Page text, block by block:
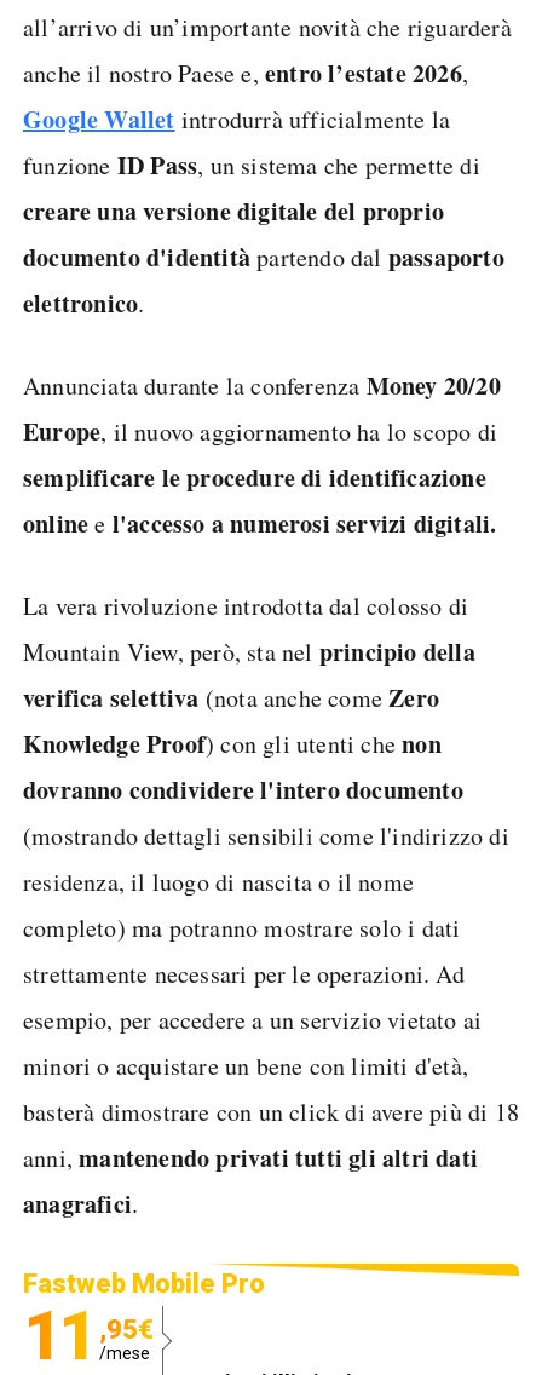
all’arrivo di un’importante novità che riguarderà
anche il nostro Paese e, entro l’estate 2026,
Google Wallet introdurrà ufficialmente la
funzione ID Pass, un sistema che permette di
creare una versione digitale del proprio
documento d'identitàpartendo dal passaporto
elettronico.
Annunciata durante la conferenza Money 20/20
Europe, il nuovo aggiornamento ha lo scopo di
semplificare le procedure di identificazione
onlinee l'accesso a numerosi servizi digitali.
La vera rivoluzione introdotta dal colosso di
Mountain View, però, sta nel principio della
verifica selettiva (nota anche comeZero
Knowledge Proof) con gli utenti chenon
dovranno condividere l'intero documento
(mostrando dettagli sensibili come l'indirizzo di
residenza, il luogo di nascita o il nome
completo) ma potranno mostrare solo i dati
strettamente necessari per le operazioni. Ad
esempio, per accedere a un servizio vietato ai
minori o acquistare un bene con limiti d'età,
basterà dimostrare con un click di avere più di 18
anni,mantenendo privati tutti gli altri dati
anagrafici.
Fastweb Mobile Pro
11 ,95€
/mese